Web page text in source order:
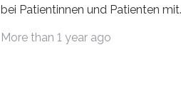
bei Patientinnen und Patienten mit
Erkrankungen wie Autismus-
More than 1 year ago